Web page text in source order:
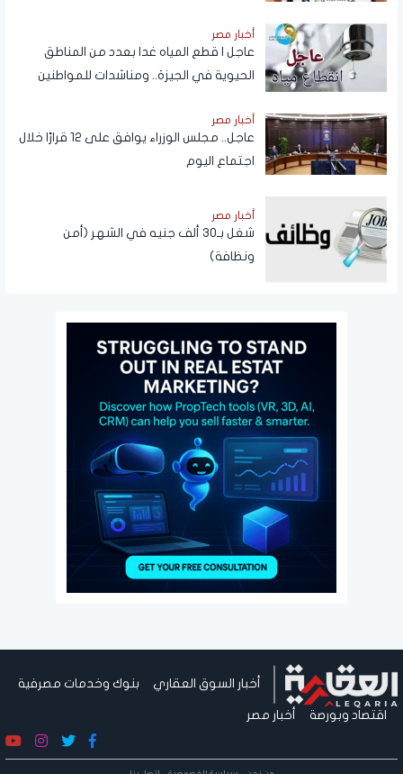
NTRA
أخبار مصر
عاجل | قطع المياه غدا بعدد من المناطق
الحيوية في الجيزة.. ومناشدات للمواطنين
أخبار مصر
عاجل.. مجلس الوزراء يوافق على 12 قرارًا خلال
اجتماع اليوم
أخبار مصر
شغل بـ30 ألف جنيه في الشهر (أمن
ونظافة)
أخبار السوق العقاري بنوك وخدمات مصرفية
اقتصاد وبورصة أخبار مصر